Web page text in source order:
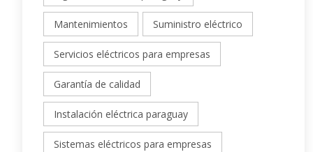
Mantenimientos Suministro eléctrico
Servicios eléctricos para empresas
Garantía de calidad
Instalación eléctrica paraguay
Sistemas eléctricos para empresas